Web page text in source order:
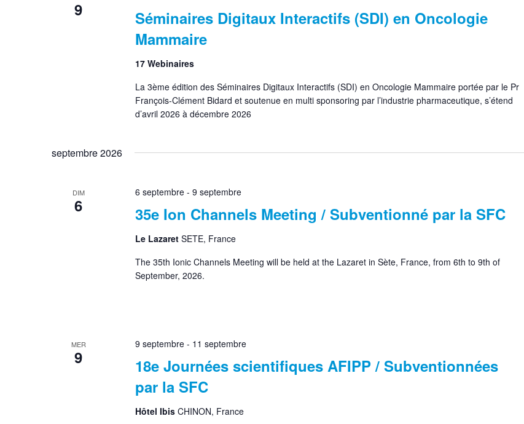
9
Séminaires Digitaux Interactifs (SDI) en Oncologie
Mammaire
17 Webinaires
La 3ème édition des Séminaires Digitaux Interactifs (SDI) en Oncologie Mammaire portée par le Pr
François-Clément Bidard et soutenue en multi sponsoring par l’industrie pharmaceutique, s’étend
d’avril 2026 à décembre 2026
septembre 2026
DIM
6 35e Ion Channels Meeting / Subventionné par la SFC
6 septembre- 9 septembre
Le Lazaret SETE, France
The 35th Ionic Channels Meeting will be held at the Lazaret in Sète, France, from 6th to 9th of
September, 2026.
MER
9
18e Journées scientifiques AFIPP / Subventionnées
par la SFC
9 septembre- 11 septembre
Hôtel Ibis CHINON, France